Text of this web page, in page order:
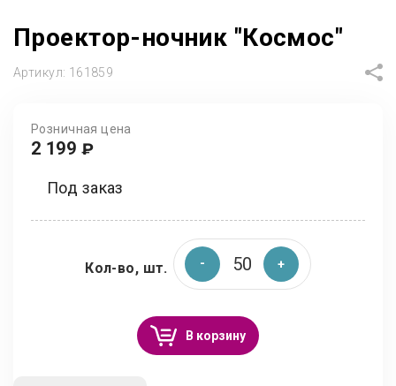
Проектор-ночник "Космос"
Артикул: 161859
Розничная цена
2 199 ₽
Под заказ
Кол-во, шт.
В корзину